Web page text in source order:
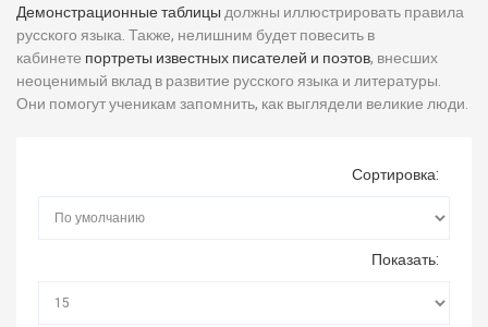
Демонстрационные таблицыдолжны иллюстрировать правила
русского языка.Также, нелишним будет повесить в
кабинете портреты известных писателей и поэтов, внесших
неоценимый вклад в развитие русского языка и литературы.
Они помогут ученикам запомнить, как выглядели великие люди.
Сортировка:
Показать: